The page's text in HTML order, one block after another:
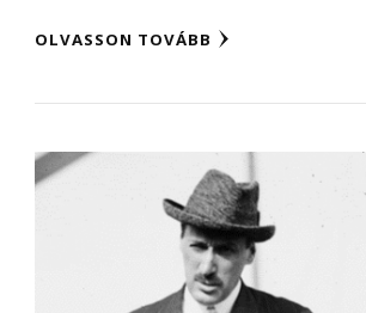
OLVASSON TOVÁBB